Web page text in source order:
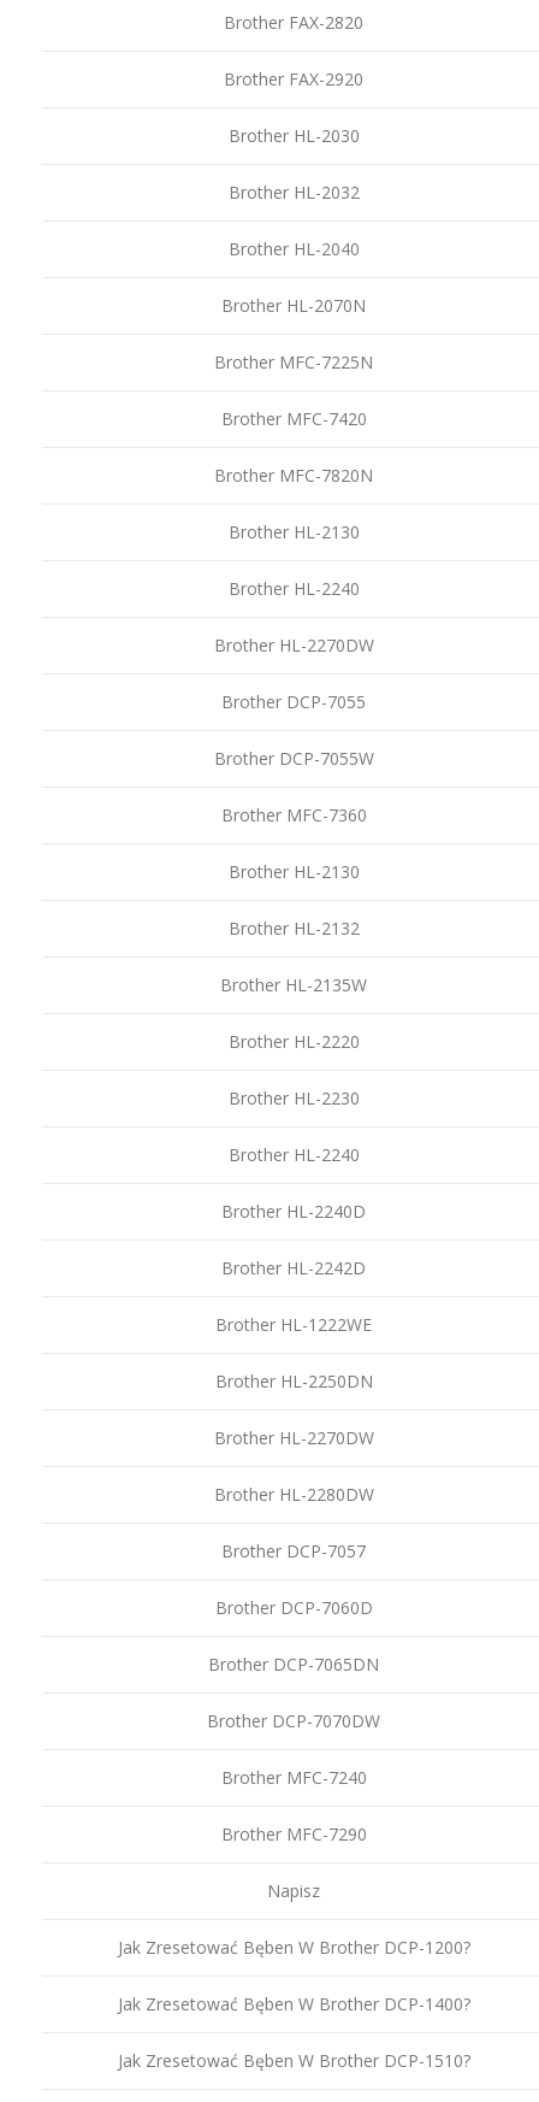
Brother FAX-2820
Brother FAX-2920
Brother HL-2030
Brother HL-2032
Brother HL-2040
Brother HL-2070N
Brother MFC-7225N
Brother MFC-7420
Brother MFC-7820N
Brother HL-2130
Brother HL-2240
Brother HL-2270DW
Brother DCP-7055
Brother DCP-7055W
Brother MFC-7360
Brother HL-2130
Brother HL-2132
Brother HL-2135W
Brother HL-2220
Brother HL-2230
Brother HL-2240
Brother HL-2240D
Brother HL-2242D
Brother HL-1222WE
Brother HL-2250DN
Brother HL-2270DW
Brother HL-2280DW
Brother DCP-7057
Brother DCP-7060D
Brother DCP-7065DN
Brother DCP-7070DW
Brother MFC-7240
Brother MFC-7290
Napisz
Jak Zresetować Bęben W Brother DCP-1200?
Jak Zresetować Bęben W Brother DCP-1400?
Jak Zresetować Bęben W Brother DCP-1510?